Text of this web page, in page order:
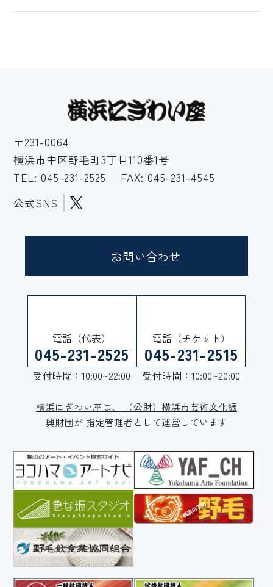
〒231-0064
横浜市中区野毛町3丁目110番1号
TEL: 045-231-2525
FAX: 045-231-4545
公式SNS
お問い合わせ
電話（代表）
045-231-2525
受付時間：10:00~22:00
電話（チケット）
045-231-2515
受付時間：10:00~20:00
横浜にぎわい座は、
（公財）横浜市芸術文化振
興財団が 指定管理者として運営しています